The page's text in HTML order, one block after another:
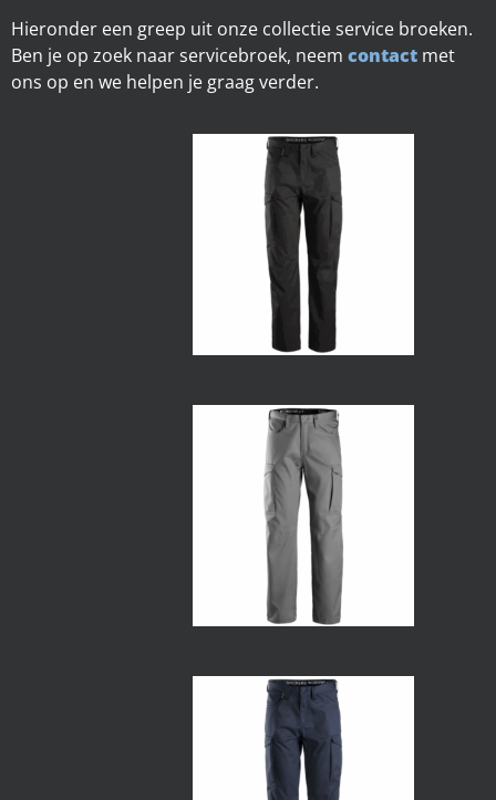
Hieronder een greep uit onze collectie service broeken.
Ben je op zoek naar servicebroek, neem contact met
ons op en we helpen je graag verder.